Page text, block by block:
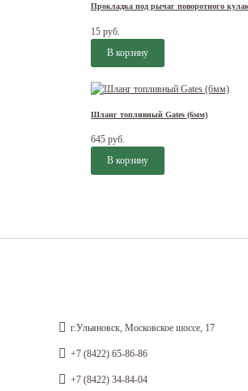
Прокладка под рычаг поворотного
15 руб.
Шланг топливный Gates (6мм)
645 руб.
г.Ульяновск, Московское шоссе, 17
+7 (8422) 65-86-86
+7 (8422) 34-84-04